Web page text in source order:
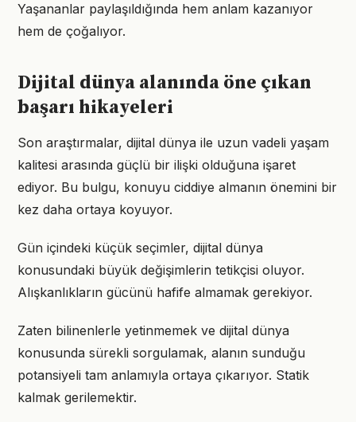
Yaşananlar paylaşıldığında hem anlam kazanıyor
hem de çoğalıyor.
Dijital dünya alanında öne çıkan
başarı hikayeleri
Son araştırmalar, dijital dünya ile uzun vadeli yaşam
kalitesi arasında güçlü bir ilişki olduğuna işaret
ediyor. Bu bulgu, konuyu ciddiye almanın önemini bir
kez daha ortaya koyuyor.
Gün içindeki küçük seçimler, dijital dünya
konusundaki büyük değişimlerin tetikçisi oluyor.
Alışkanlıkların gücünü hafife almamak gerekiyor.
Zaten bilinenlerle yetinmemek ve dijital dünya
konusunda sürekli sorgulamak, alanın sunduğu
potansiyeli tam anlamıyla ortaya çıkarıyor. Statik
kalmak gerilemektir.